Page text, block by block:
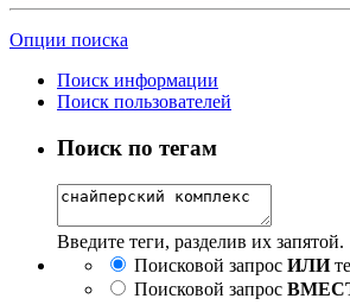
Опции поиска
Поиск информации
Поиск пользователей
Поиск по тегам
Введите теги, разделив их запятой.
Поисковой запрос ИЛИ
Поисковой запрос